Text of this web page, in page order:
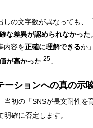
しの文字数が異なっても、
な差異が認められなかった。
内容を正確に理解できるか
が高かった 25。
ーションへの真の示
当初の「SNSが長文耐性を
明確に否定します。